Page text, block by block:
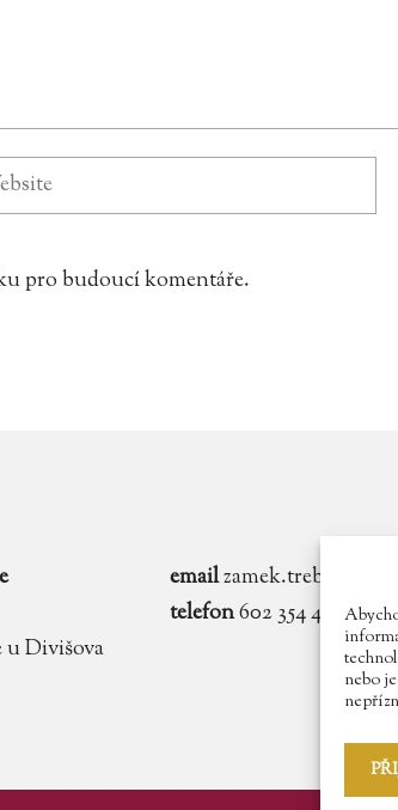
nebo
pro budoucí komentáře.
u Divišova
email
telefon602 354 467